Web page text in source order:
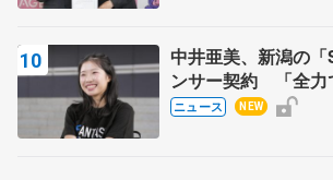
中井亜美、新潟の
ンサー契約 「全力
ト
ニュース NEW